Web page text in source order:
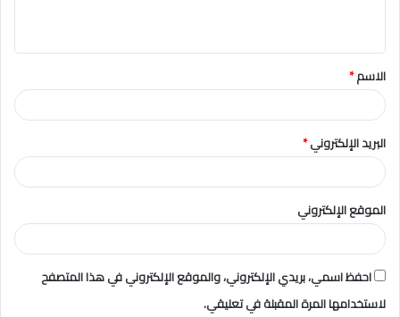
ق
*
الاسم*
البريد الإلكتروني*
الموقع الإلكتروني
احفظ اسمي، بريدي الإلكتروني، والموقع الإلكتروني في هذا المتصفح
لاستخدامها المرة المقبلة في تعليقي.